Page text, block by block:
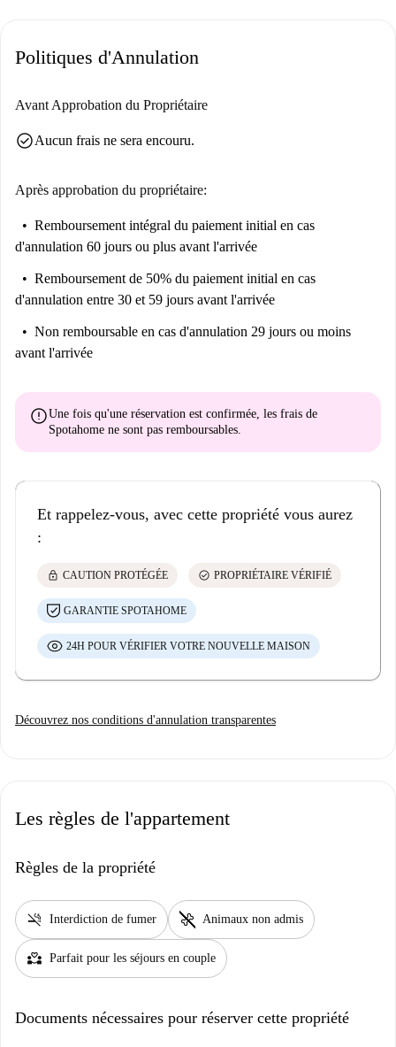
Paula by Carísa. Profitez d'un confort optimal et d'une vie pratique !
Politiques d'Annulation
Avant Approbation du Propriétaire
check_circleAucun frais ne sera encouru.
Après approbation du propriétaire:
Remboursement intégral du paiement initial en cas
d'annulation 60 jours ou plus avant l'arrivée
Remboursement de 50% du paiement initial en cas
d'annulation entre 30 et 59 jours avant l'arrivée
Non remboursable en cas d'annulation 29 jours ou moins
avant l'arrivée
errorUne fois qu'une réservation est confirmée, les frais de
Spotahome ne sont pas remboursables.
Et rappelez-vous, avec cette propriété vous aurez
:
lock CAUTION PROTÉGÉE check_circle PROPRIÉTAIRE VÉRIFIÉ
GARANTIE SPOTAHOME
24H POUR VÉRIFIER VOTRE NOUVELLE MAISON
Découvrez nos conditions d'annulation transparentes
Les règles de l'appartement
Règles de la propriété
smoke_free Interdiction de fumer pet_supplies Animaux non admis
partner_heart Parfait pour les séjours en couple
Documents nécessaires pour réserver cette propriété